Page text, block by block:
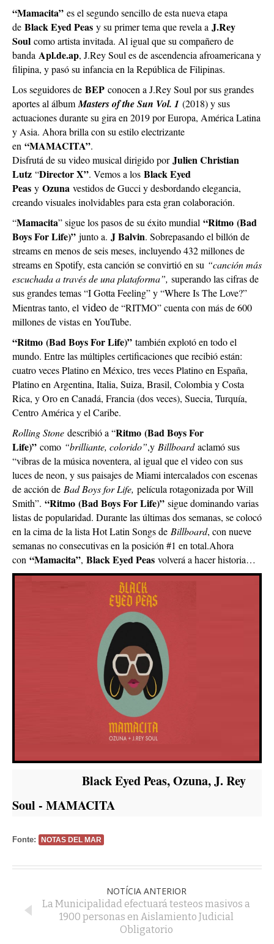
“Mamacita” es el segundo sencillo de esta nueva etapa
de Black Eyed Peas y su primer tema que revela a J.Rey
Soul como artista invitada. Al igual que su compañero de
banda Apl.de.ap, J.Rey Soul es de ascendencia afroamericana y
filipina, y pasó su infancia en la República de Filipinas.
Los seguidores de BEP conocen a J.Rey Soul por sus grandes
aportes al álbum Masters of the Sun Vol. 1 (2018) y sus
actuaciones durante su gira en 2019 por Europa, América Latina
y Asia. Ahora brilla con su estilo electrizante
en “MAMACITA”.
Disfrutá de su video musical dirigido porJulien Christian
Lutz “Director X”. Vemos a los Black Eyed
Peas y Ozuna vestidos de Gucci y desbordando elegancia,
creando visuales inolvidables para esta gran colaboración.
“Mamacita” sigue los pasos de su éxito mundial “Ritmo (Bad
Boys For Life)” junto a. J Balvin. Sobrepasando el billón de
streams en menos de seis meses, incluyendo 432 millones de
streams en Spotify, esta canción se convirtió en su “canción más
escuchada a través de una plataforma”, superando las cifras de
sus grandes temas “I Gotta Feeling” y “Where Is The Love?”
Mientras tanto, el video de “RITMO” cuenta con más de 600
millones de vistas en YouTube.
“Ritmo (Bad Boys For Life)” también explotó en todo el
mundo. Entre las múltiples certificaciones que recibió están:
cuatro veces Platino en México, tres veces Platino en España,
Platino en Argentina, Italia, Suiza, Brasil, Colombia y Costa
Rica, y Oro en Canadá, Francia (dos veces), Suecia, Turquía,
Centro América y el Caribe.
Rolling Stone describió a “Ritmo (Bad Boys For
Life)” como “brilliante, colorido”,y Billboardaclamó sus
“vibras de la música noventera, al igual que el video con sus
luces de neon, y sus paisajes de Miami intercalados con escenas
de acción de Bad Boys for Life, película rotagonizada por Will
Smith”. “Ritmo (Bad Boys For Life)” sigue dominando varias
listas de popularidad. Durante las últimas dos semanas, se colocó
en la cima de la lista Hot Latin Songs de Billboard, con nueve
semanas no consecutivas en la posición #1 en total.Ahora
con “Mamacita”, Black Eyed Peas volverá a hacer historia…
Black Eyed Peas, Ozuna, J. Rey
Soul - MAMACITA
Fonte: NOTAS DEL MAR
NOTÍCIA ANTERIOR
La Municipalidad efectuará testeos masivos a
1900 personas en Aislamiento Judicial
Obligatorio